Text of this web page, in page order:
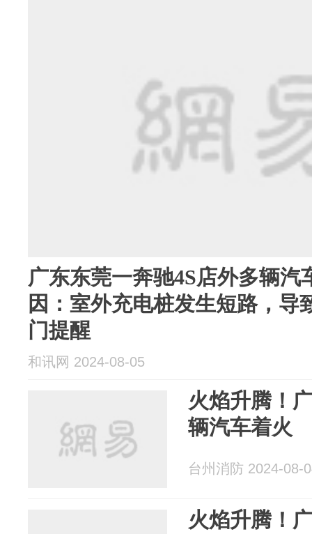
广东东莞一奔驰4S店外多辆汽
因：室外充电桩发生短路，导
门提醒
和讯网 2024-08-05
火焰升腾！
辆汽车着火
台州消防 2024-08-
火焰升腾！